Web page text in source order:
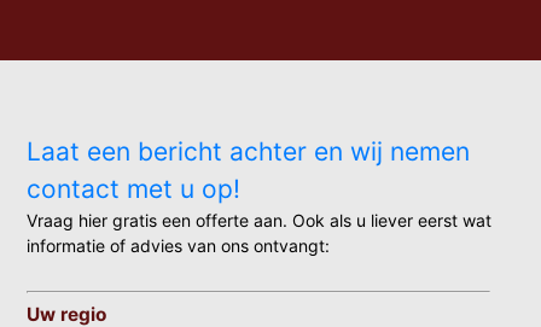
Laat een bericht achter en wij nemen
contact met u op!
Vraag hier gratis een offerte aan. Ook als u liever eerst wat
informatie of advies van ons ontvangt:
Uw regio